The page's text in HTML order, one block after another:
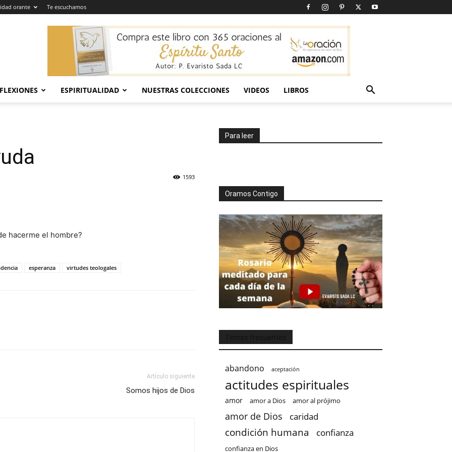
orante Te escuchamos
ESPIRITUALIDAD NUESTRAS COLECCIONES VIDEOS LIBROS
1593
hacerme el hombre?
esperanza virtudes teologales
Artículo siguiente
Somos hijos de Dios
Para leer
Oramos Contigo
abandono aceptación
actitudes espirituales
amor amor a Dios amor al prójimo
amor de Dios caridad
condición humana confianza
confianza en Dios